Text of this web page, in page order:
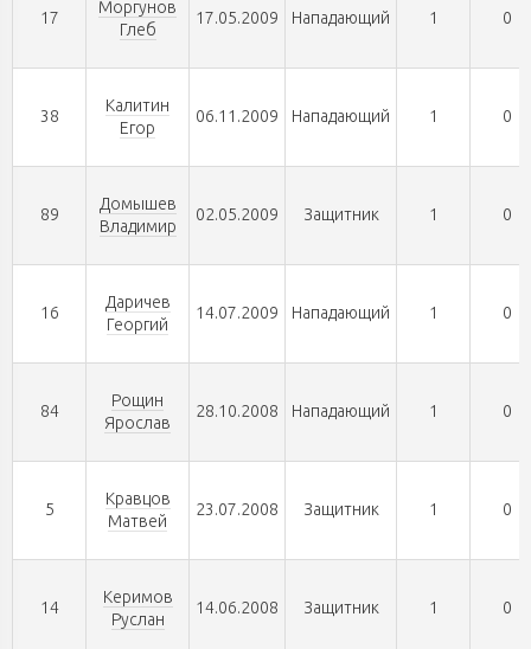
17
Моргунов
Глеб
17.05.2009 Нападающий 1 0
38
Калитин
Егор
06.11.2009 Нападающий 1 0
89
Домышев
Владимир
02.05.2009 Защитник 1 0
16
Даричев
Георгий
14.07.2009 Нападающий 1 0
84
Рощин
Ярослав
28.10.2008 Нападающий 1 0
5
Кравцов
Матвей
23.07.2008 Защитник 1 0
14
Керимов
Руслан
14.06.2008 Защитник 1 0